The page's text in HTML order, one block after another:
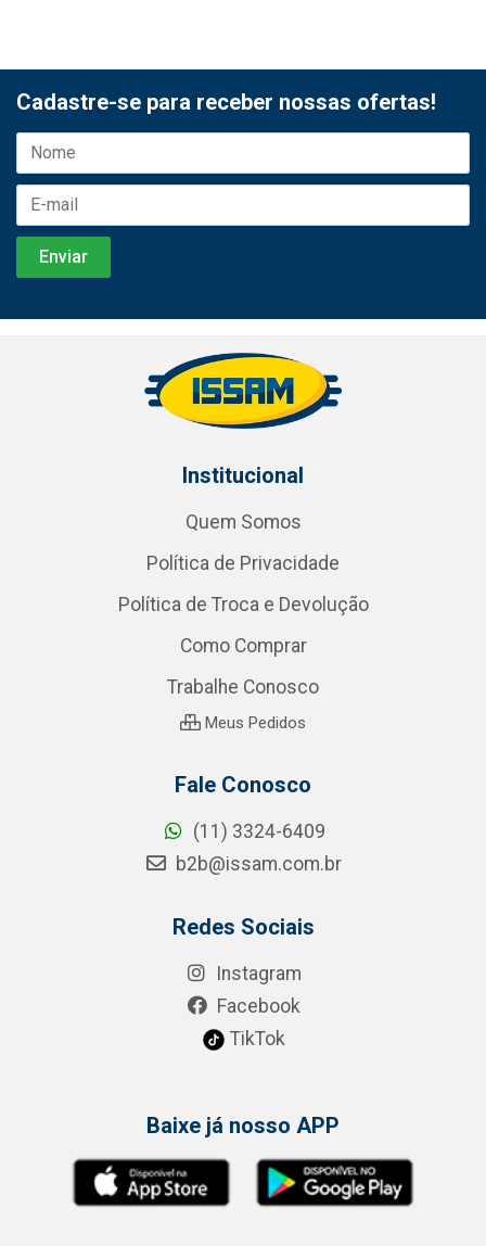
Cadastre-se para receber nossas ofertas!
Institucional
Quem Somos
Política de Privacidade
Política de Troca e Devolução
Como Comprar
Trabalhe Conosco
Meus Pedidos
Fale Conosco
(11) 3324-6409
b2b@issam.com.br
Redes Sociais
Instagram
Facebook
TikTok
Baixe já nosso APP